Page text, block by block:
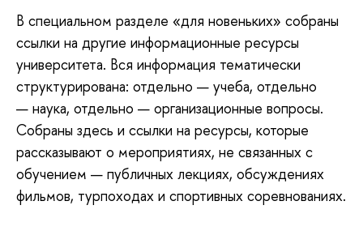
В специальном разделе «для новеньких» собраны
ссылки на другие информационные ресурсы
университета. Вся информация тематически
структурирована: отдельно — учеба, отдельно
— наука, отдельно — организационные вопросы.
Собраны здесь и ссылки на ресурсы, которые
рассказывают о мероприятиях, не связанных с
обучением — публичных лекциях, обсуждениях
фильмов, турпоходах и спортивных соревнованиях.